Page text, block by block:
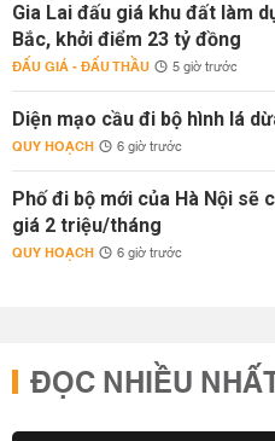
Gia Lai đấu giá khu đất làm
Bắc, khởi điểm 23 tỷ đồng
ĐẤU GIÁ - ĐẤU THẦU 5 giờ trước
Diện mạo cầu đi bộ hình lá
QUY HOẠCH 6 giờ trước
Phố đi bộ mới của Hà Nội sẽ
giá 2 triệu/tháng
QUY HOẠCH 6 giờ trước
ĐỌC NHIỀU